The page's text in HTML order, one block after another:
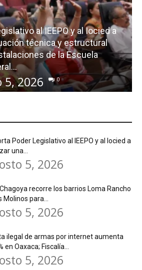
al IEEPO y al Iocied a
técnica y estructural
de la Escuela
5, 2026 0
Poder Legislativo al IEEPO y al Iocied a
una...
5, 2026
recorre los barrios Loma Rancho
Molinos para...
5, 2026
ilegal de armas por internet aumenta
en Oaxaca; Fiscalía...
5, 2026